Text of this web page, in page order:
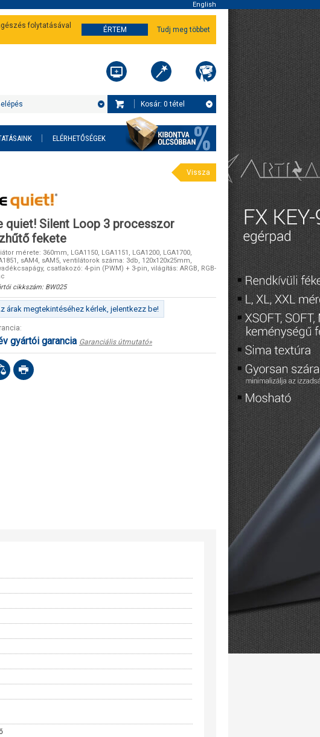
English
folytatásával
ÉRTEM Tudj meg többet
Kosár: 0 tétel
ELÉRHETŐSÉGEK
Vissza
quiet! Silent Loop 3 processzor
fekete
mérete: 360mm, LGA1150, LGA1151, LGA1200, LGA1700,
sAM4, sAM5, ventilátorok száma: 3db, 120x120x25mm,
csatlakozó: 4-pin (PWM) + 3-pin, világítás: ARGB, RGB-
cikkszám: BW025
árak megtekintéséhez kérlek, jelentkezz be!
gyártói garancia Garanciális útmutató»